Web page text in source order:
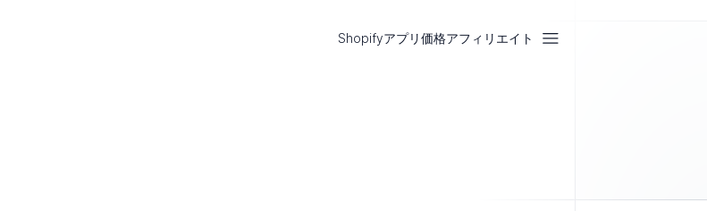
Shopifyアプリ価格アフィリエイト